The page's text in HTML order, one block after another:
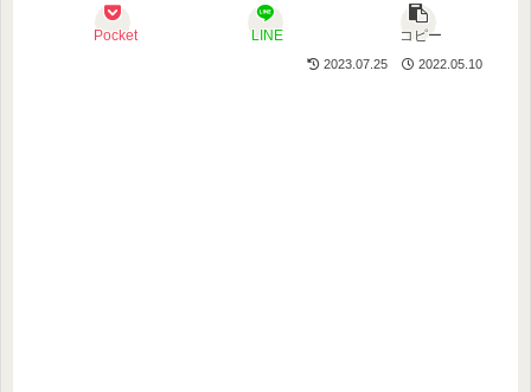
Pocket LINE コピー
2023.07.25 2022.05.10